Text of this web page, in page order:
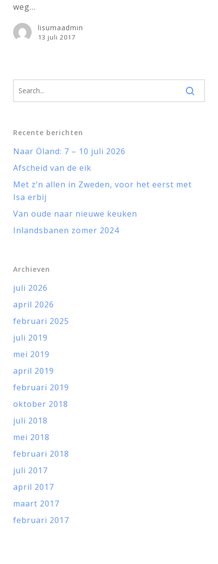
weg…
lisumaadmin
13 juli 2017
Recente berichten
Naar Öland: 7 – 10 juli 2026
Afscheid van de eik
Met z’n allen in Zweden, voor het eerst met
Isa erbij
Van oude naar nieuwe keuken
Inlandsbanen zomer 2024
Archieven
juli 2026
april 2026
februari 2025
juli 2019
mei 2019
april 2019
februari 2019
oktober 2018
juli 2018
mei 2018
februari 2018
juli 2017
april 2017
maart 2017
februari 2017